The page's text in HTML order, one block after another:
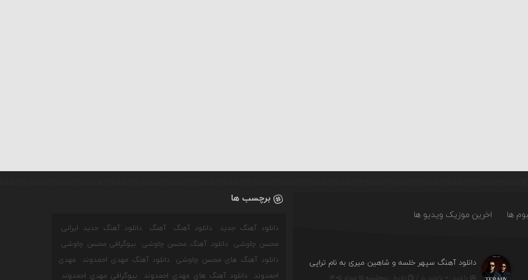
ها اخرین موزیک ویدیو ها
دانلود آهنگ سپهر خلسه و شاهین میری به نام تراپی
بازدید : ۰ بازدید بار / تاریخ : پنج‌شنبه ۱۵ مرداد ۱۴۰۵
برچسب ها
دانلود آهنگ جدید دانلود آهنگ آهنگ
دانلود آهنگ جدید ایرانی
محسن چاوشی
دانلود آهنگ محسن چاوشی
بیوگرافی محسن چاوشی
دانلود آهنگ های محسن چاوشی
دانلود آهنگ مهدی احمدوند
مهدی
احمدوند
دانلود آهنگ های مهدی احمدوند بیوگرافی مهدی احمدوند